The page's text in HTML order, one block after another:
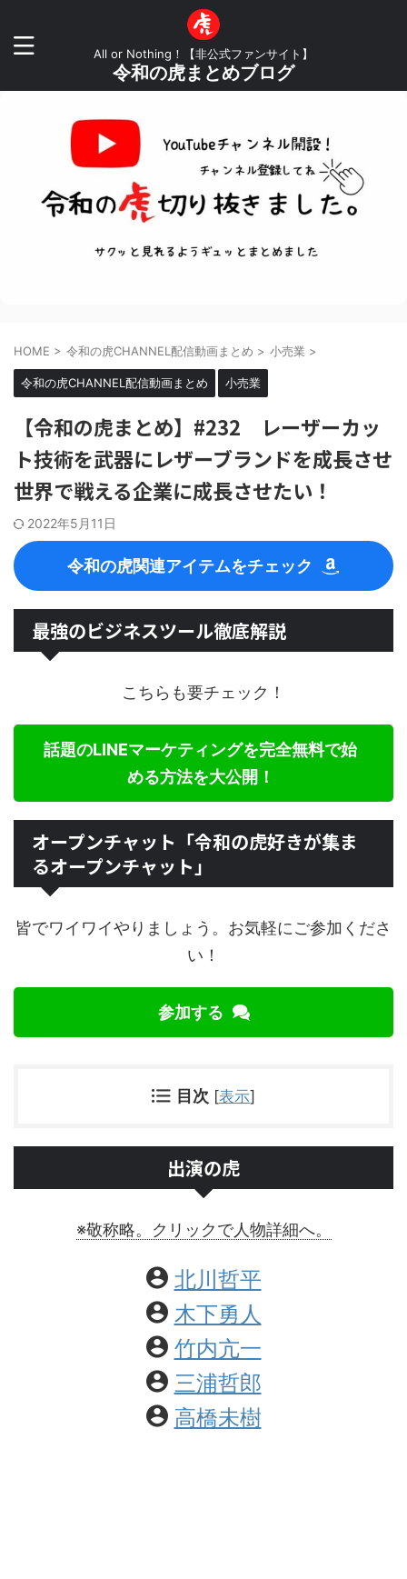
All or Nothing！【非公式ファンサイト】
令和の虎まとめブログ
HOME > 令和の虎CHANNEL配信動画まとめ > 小売業 >
令和の虎CHANNEL配信動画まとめ 小売業
【令和の虎まとめ】#232 レーザーカッ
ト技術を武器にレザーブランドを成長させ
世界で戦える企業に成長させたい！
2022年5月11日
令和の虎関連アイテムをチェック
最強のビジネスツール徹底解説
こちらも要チェック！
話題のLINEマーケティングを完全無料で始
める方法を大公開！
オープンチャット「令和の虎好きが集ま
るオープンチャット」
皆でワイワイやりましょう。お気軽にご参加くださ
い！
参加する
目次 [表示]
出演の虎
※敬称略。クリックで人物詳細へ。
北川哲平
木下勇人
竹内亢一
三浦哲郎
高橋未樹